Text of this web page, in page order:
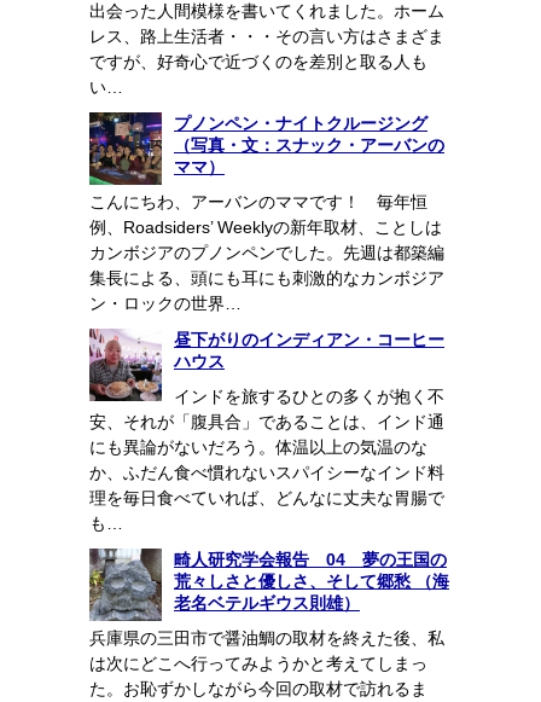
出会った人間模様を書いてくれました。ホーム
レス、路上生活者・・・その言い方はさまざま
ですが、好奇心で近づくのを差別と取る人も
い…
プノンペン・ナイトクルージング
（写真・文：スナック・アーバンの
ママ）
こんにちわ、アーバンのママです！ 毎年恒
例、Roadsiders’ Weeklyの新年取材、ことしは
カンボジアのプノンペンでした。先週は都築編
集長による、頭にも耳にも刺激的なカンボジア
ン・ロックの世界…
昼下がりのインディアン・コーヒー
ハウス
インドを旅するひとの多くが抱く不
安、それが「腹具合」であることは、インド通
にも異論がないだろう。体温以上の気温のな
か、ふだん食べ慣れないスパイシーなインド料
理を毎日食べていれば、どんなに丈夫な胃腸で
も…
畸人研究学会報告 04 夢の王国の
荒々しさと優しさ、そして郷愁 （海
老名ベテルギウス則雄）
兵庫県の三田市で醤油鯛の取材を終えた後、私
は次にどこへ行ってみようかと考えてしまっ
た。お恥ずかしながら今回の取材で訪れるま